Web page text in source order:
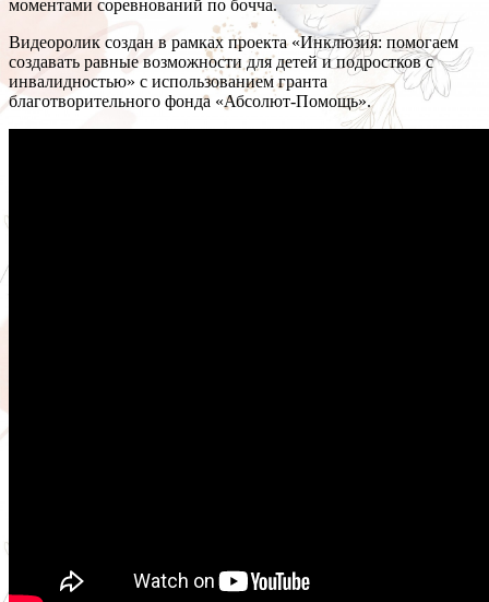
моментами соревнований по бочча.
Видеоролик создан в рамках проекта «Инклюзия: помогаем
создавать равные возможности для детей и подростков с
инвалидностью» с использованием гранта
благотворительного фонда «Абсолют-Помощь».